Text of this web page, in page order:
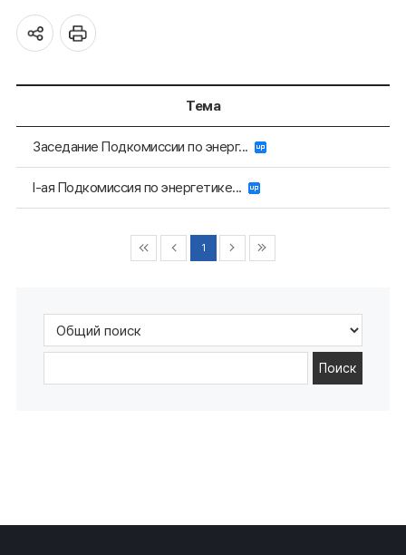
Тема
Заседание Подкомиссии по энерг...
I-ая Подкомиссия по энергетике...
1
Поиск